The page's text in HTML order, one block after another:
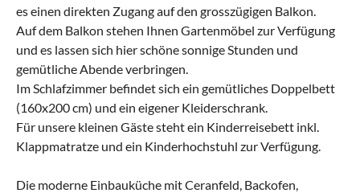
es einen direkten Zugang auf den grosszügigen Balkon.
Auf dem Balkon stehen Ihnen Gartenmöbel zur Verfügung
und es lassen sich hier schöne sonnige Stunden und
gemütliche Abende verbringen.
Im Schlafzimmer befindet sich ein gemütliches Doppelbett
(160x200 cm) und ein eigener Kleiderschrank.
Für unsere kleinen Gäste steht ein Kinderreisebett inkl.
Klappmatratze und ein Kinderhochstuhl zur Verfügung.
Die moderne Einbauküche mit Ceranfeld, Backofen,